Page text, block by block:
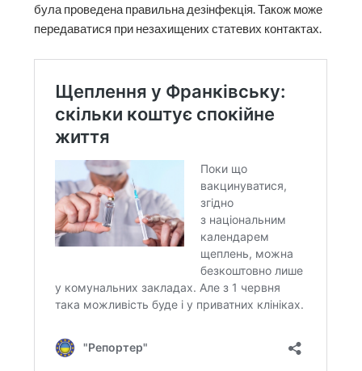
була проведена правильна дезінфекція. Також може
передаватися при незахищених статевих контактах.